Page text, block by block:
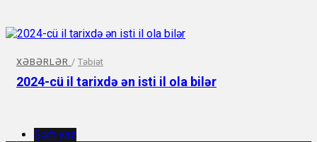
XƏBƏRLƏR / Təbiət
2024-cü il tarixdə ən isti il ​​ola bilər
Şərh yaz